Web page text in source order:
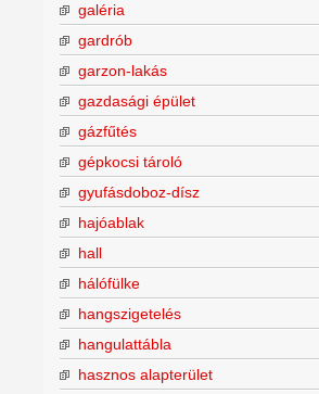
galéria
gardrób
garzon-lakás
gazdasági épület
gázfűtés
gépkocsi tároló
gyufásdoboz-dísz
hajóablak
hall
hálófülke
hangszigetelés
hangulattábla
hasznos alapterület